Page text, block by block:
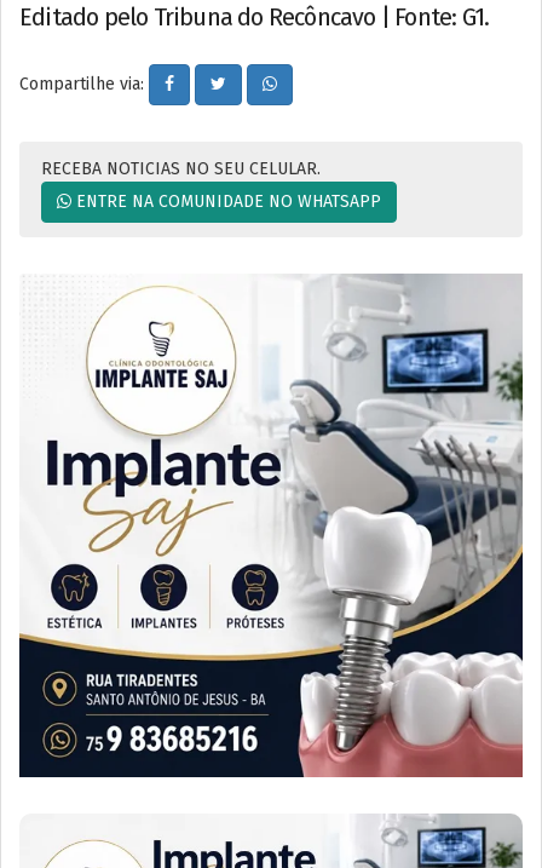
Editado pelo Tribuna do Recôncavo | Fonte: G1.
Compartilhe via:
RECEBA NOTICIAS NO SEU CELULAR.
ENTRE NA COMUNIDADE NO WHATSAPP